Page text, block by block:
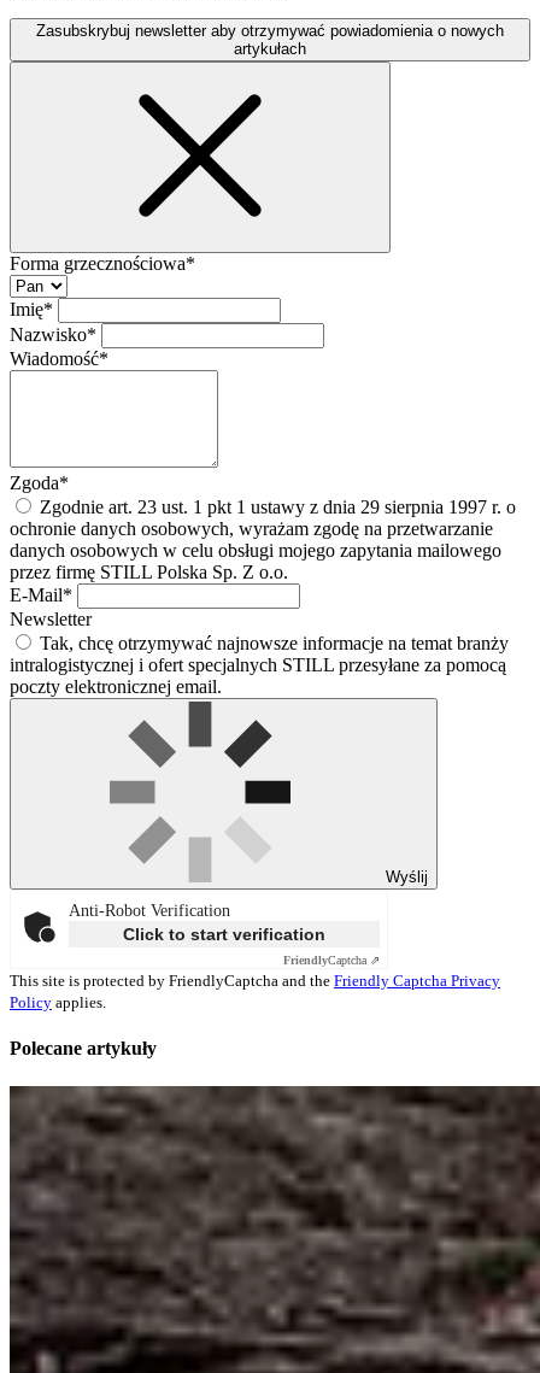
Zasubskrybuj newsletter aby otrzymywać powiadomienia o nowych
artykułach
Forma grzecznościowa*
Imię*
Nazwisko*
Wiadomość*
Zgoda*
Zgodnie art. 23 ust. 1 pkt 1 ustawy z dnia 29 sierpnia 1997 r. o
ochronie danych osobowych, wyrażam zgodę na przetwarzanie
danych osobowych w celu obsługi mojego zapytania mailowego
przez firmę STILL Polska Sp. Z o.o.
E-Mail*
Newsletter
Tak, chcę otrzymywać najnowsze informacje na temat branży
intralogistycznej i ofert specjalnych STILL przesyłane za pomocą
poczty elektronicznej email.
Wyślij
Anti-Robot Verification
Click to start verification
FriendlyCaptcha ⇗
This site is protected by FriendlyCaptcha and the Friendly Captcha Privacy
Policy applies.
Polecane artykuły